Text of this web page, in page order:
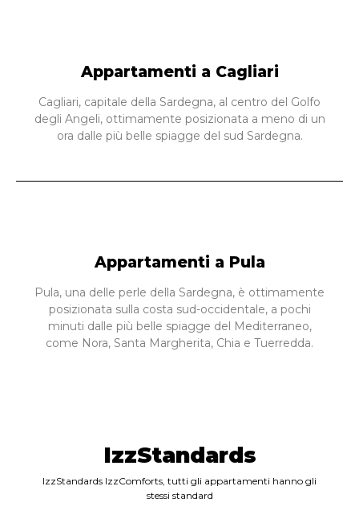
Appartamenti a Cagliari
Cagliari, capitale della Sardegna, al centro del Golfo
degli Angeli, ottimamente posizionata a meno di un
ora dalle più belle spiagge del sud Sardegna.
Appartamenti a Pula
Pula, una delle perle della Sardegna, è ottimamente
posizionata sulla costa sud-occidentale, a pochi
minuti dalle più belle spiagge del Mediterraneo,
come Nora, Santa Margherita, Chia e Tuerredda.
IzzStandards
IzzStandards IzzComforts, tutti gli appartamenti hanno gli
stessi standard